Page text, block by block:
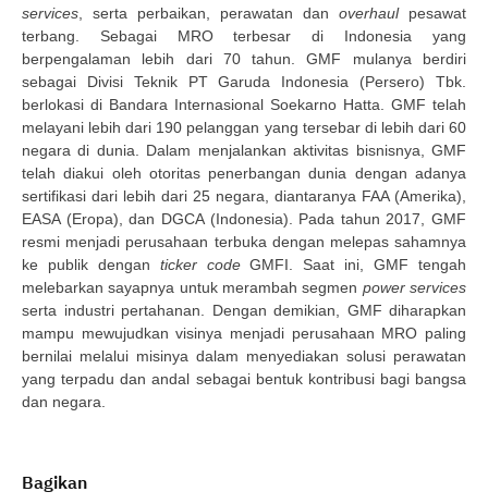
Bagikan
services , serta perbaikan, perawatan dan overhaulpesawat
terbang. Sebagai MRO terbesar di Indonesia yang
berpengalaman lebih dari 70 tahun. GMF mulanya berdiri
sebagai Divisi Teknik PT Garuda Indonesia (Persero) Tbk.
berlokasi di Bandara Internasional Soekarno Hatta. GMF telah
melayani lebih dari 190 pelanggan yang tersebar di lebih dari 60
negara di dunia. Dalam menjalankan aktivitas bisnisnya, GMF
telah diakui oleh otoritas penerbangan dunia dengan adanya
sertifikasi dari lebih dari 25 negara, diantaranya FAA (Amerika),
EASA (Eropa), dan DGCA (Indonesia). Pada tahun 2017, GMF
resmi menjadi perusahaan terbuka dengan melepas sahamnya
ke publik dengan ticker codeGMFI. Saat ini, GMF tengah
melebarkan sayapnya untuk merambah segmen power services
serta industri pertahanan. Dengan demikian, GMF diharapkan
mampu mewujudkan visinya menjadi perusahaan MRO paling
bernilai melalui misinya dalam menyediakan solusi perawatan
yang terpadu dan andal sebagai bentuk kontribusi bagi bangsa
dan negara.